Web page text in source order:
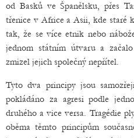
od Basků ve Španělsku, přes
třenice v Africe a Asii, kde staré
tak, že se více etnik nebo
jednom státním útvaru a
zmizel jejich společný nepřítel.
Tyto dva principy jsou
pokládáno za agresi podle
druhého a vice versa. Tragédie
oběma těmto principům